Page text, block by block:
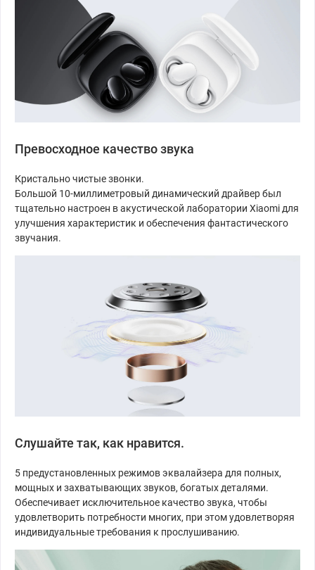
Превосходное качество звука
Кристально чистые звонки.
Большой 10-миллиметровый динамический драйвер был
тщательно настроен в акустической лаборатории Xiaomi для
улучшения характеристик и обеспечения фантастического
звучания.
Слушайте так, как нравится.
5 предустановленных режимов эквалайзера для полных,
мощных и захватывающих звуков, богатых деталями.
Обеспечивает исключительное качество звука, чтобы
удовлетворить потребности многих, при этом удовлетворяя
индивидуальные требования к прослушиванию.